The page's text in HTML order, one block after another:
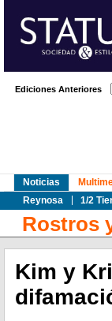
Ediciones Anteriores
Noticias
Reynosa
1/2
Rostros
Kim y